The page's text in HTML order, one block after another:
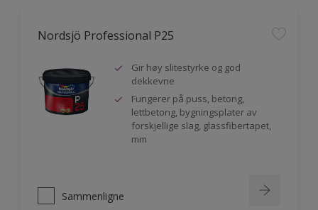
Nordsjö Professional P25
Gir høy slitestyrke og god
dekkevne
Fungerer på puss, betong,
lettbetong, bygningsplater av
forskjellige slag, glassfibertapet,
mm
Sammenligne